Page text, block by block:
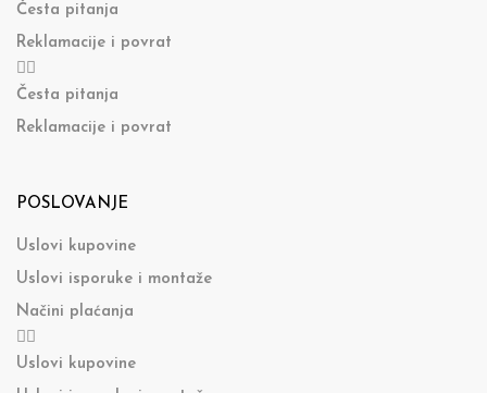
Česta pitanja
Reklamacije i povrat
Česta pitanja
Reklamacije i povrat
POSLOVANJE
Uslovi kupovine
Uslovi isporuke i montaže
Načini plaćanja
Uslovi kupovine